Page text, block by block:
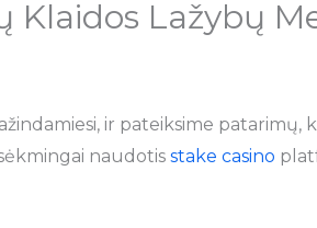
Klaidos Lažybų
ir pateiksime patarimų,
naudotis stake casino